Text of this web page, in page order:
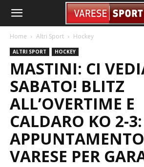
Home Altri Sport Hockey
ALTRI SPORT HOCKEY
MASTINI: CI
SABATO! BLITZ
ALL’OVERTIME E
CALDARO KO 2-3:
VARESE PER